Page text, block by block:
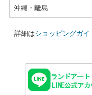
沖縄・離島
詳細はショッピングガイ